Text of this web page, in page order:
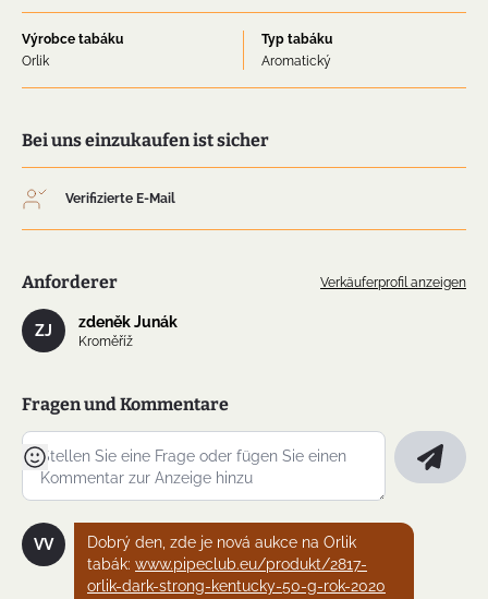
Výrobce tabáku
Orlik
Typ tabáku
Aromatický
Bei uns einzukaufen ist sicher
Verifizierte E-Mail
Anforderer Verkäuferprofil anzeigen
ZJ zdeněk Junák
Kroměříž
Fragen und Kommentare
VV
Dobrý den, zde je nová aukce na Orlik
tabák: www.pipeclub.eu/produkt/2817-
orlik-dark-strong-kentucky-50-g-rok-2020